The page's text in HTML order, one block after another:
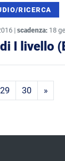
RICERCA
|scadenza: 18
I livello
29 30 »